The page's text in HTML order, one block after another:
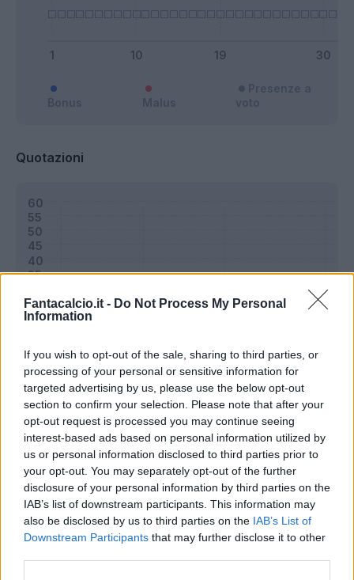
Fantacalcio.it - Do Not Process My Personal
Information
If you wish to opt-out of the sale, sharing to third parties, or
processing of your personal or sensitive information for
targeted advertising by us, please use the below opt-out
section to confirm your selection. Please note that after your
opt-out request is processed you may continue seeing
interest-based ads based on personal information utilized by
us or personal information disclosed to third parties prior to
your opt-out. You may separately opt-out of the further
disclosure of your personal information by third parties on the
IAB’s list of downstream participants. This information may
also be disclosed by us to third parties on the IAB’s List of
Downstream Participants that may further disclose it to other
Quotazioni
Classic Mantra
Riepilogo stagione
Titolare 0 - 0%